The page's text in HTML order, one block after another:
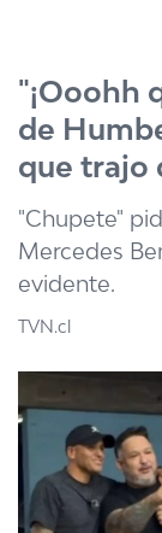
"¡Ooohh
de
que trajo
"Chupete"
Mercedes
evidente.
TVN.cl